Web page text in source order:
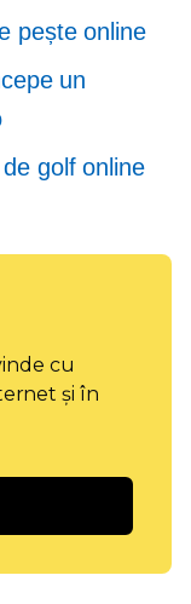
pește online
un
golf online
cu
și în